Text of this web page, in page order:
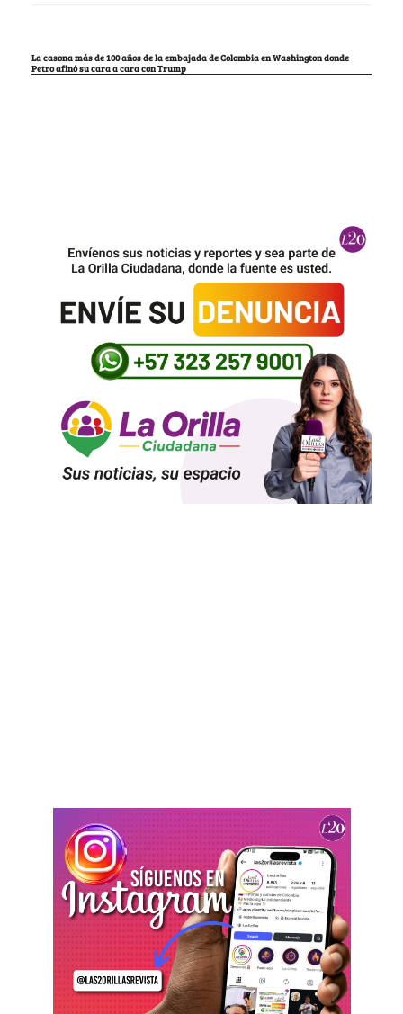
La casona más de 100 años de la embajada de Colombia en Washington donde
Petro afinó su cara a cara con Trump